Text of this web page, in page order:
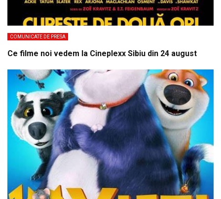
COMUNICATE DE PRESA
Ce filme noi vedem la Cineplexx Sibiu din 24 august